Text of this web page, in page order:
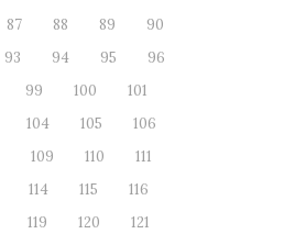
87 88 89
90
93 94 95
96
99 100
101
104 105
106
109 110
111
114 115
116
119 120
121